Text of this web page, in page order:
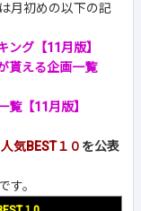
月初めの以下の記
ング【11月版】
貰える企画一覧
覧【11月版】
人気BEST１０ を公表
す。